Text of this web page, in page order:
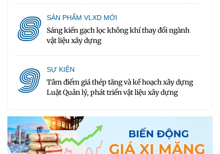
8 SẢN PHẨM VLXD MỚI
Sáng kiến gạch lọc không khí thay đổi ngành
vật liệu xây dựng
9 SỰ KIỆN
Tâm điểm giá thép tăng và kế hoạch xây dựng
Luật Quản lý, phát triển vật liệu xây dựng